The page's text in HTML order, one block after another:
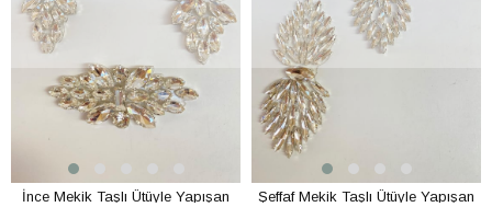
İnce Mekik Taşlı Ütüyle Yapışan
Şeffaf Mekik Taşlı Ütüyle Yapışan